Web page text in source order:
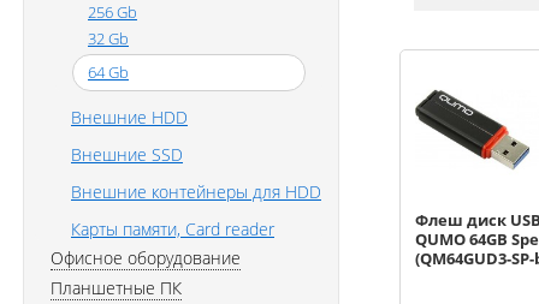
Флеш диск
QUMO 64GB
(QM64GUD3-
256 Gb
32 Gb
64 Gb
Внешние HDD
Внешние SSD
Внешние контейнеры для HDD
Карты памяти, Card reader
Офисное оборудование
Планшетные ПК